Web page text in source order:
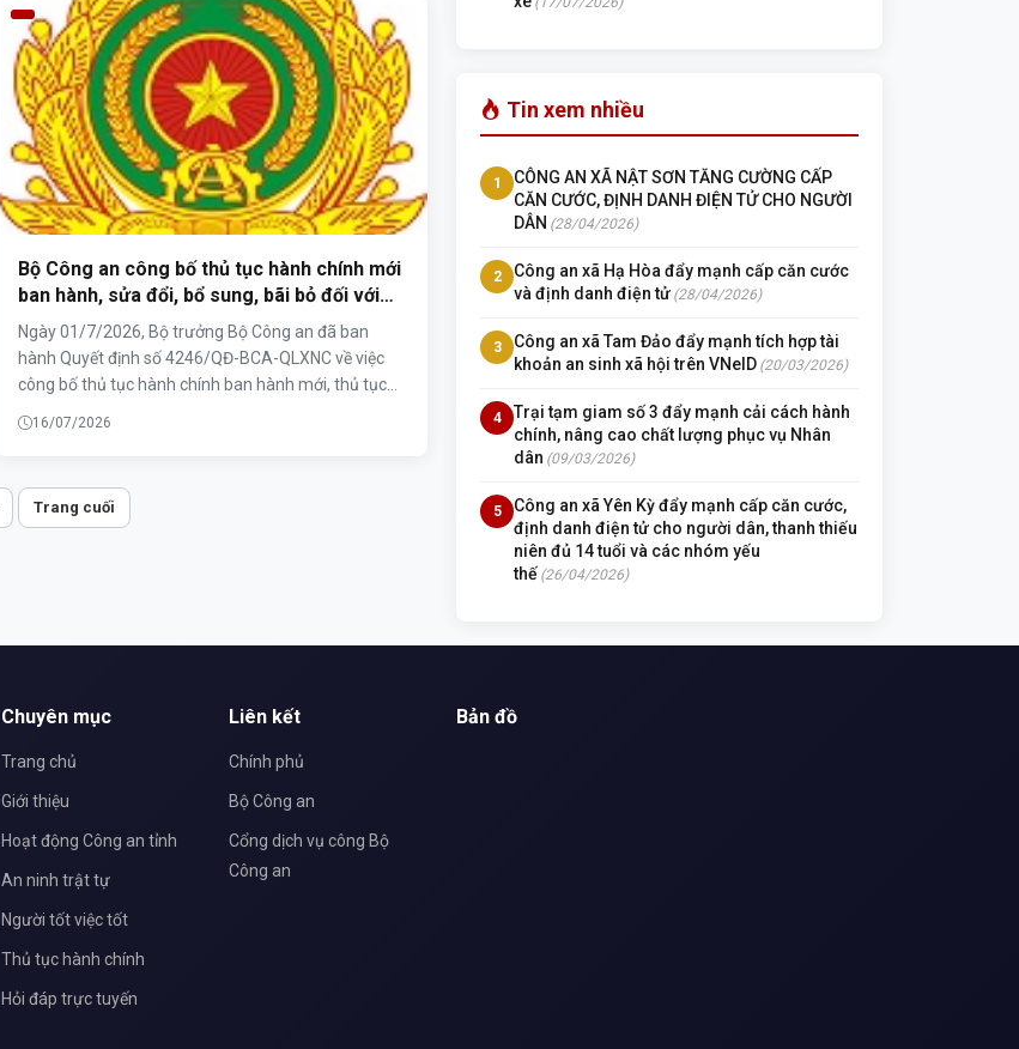
cho thấy vẫn còn nhiều người tham gia giao thông
chưa chấp hành nghiêm các quy định của pháp luật,
đồng thời cũng phản ánh thực tế không ít người còn
nhầm lẫn giữa hai hình thức xử lý là tước quyền sử
dụng giấy phép lái xe và trừ điểm giấy phép lái xe.
Bộ Công an công bố thủ tục hành chính mới
ban hành, sửa đổi, bổ sung, bãi bỏ đối với
việc cấp thẻ ABTC trong lĩnh vực xuất,
nhập cảnh thuộc phạm vi, chức năng quản
lý nhà nước của Bộ Công an
Ngày 01/7/2026, Bộ trưởng Bộ Công an đã ban
hành Quyết định số 4246/QĐ-BCA-QLXNC về việc
công bố thủ tục hành chính ban hành mới, thủ tục
quản lý Nhà nước của Bộ Công an.
16/07/2026
Trang cuối
Tin xem nhiều
1
CÔNG AN XÃ NẬT SƠN TĂNG CƯỜNG CẤP
CĂN CƯỚC, ĐỊNH DANH ĐIỆN TỬ CHO NGƯỜI
DÂN (28/04/2026)
2
Công an xã Hạ Hòa đẩy mạnh cấp căn cước
và định danh điện tử (28/04/2026)
3
Công an xã Tam Đảo đẩy mạnh tích hợp tài
khoản an sinh xã hội trên VNeID (20/03/2026)
4
Trại tạm giam số 3 đẩy mạnh cải cách hành
chính, nâng cao chất lượng phục vụ Nhân
dân (09/03/2026)
5
Công an xã Yên Kỳ đẩy mạnh cấp căn cước,
định danh điện tử cho người dân, thanh thiếu
niên đủ 14 tuổi và các nhóm yếu
thế (26/04/2026)
Chuyên mục
Trang chủ
Giới thiệu
Hoạt động Công an tỉnh
An ninh trật tự
Người tốt việc tốt
Thủ tục hành chính
Hỏi đáp trực tuyến
Liên kết
Chính phủ
Bộ Công an
Cổng dịch vụ công Bộ
Công an
Bản đồ